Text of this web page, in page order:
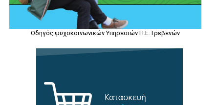
Οδηγός ψυχοκοινωνικών Υπηρεσιών Π.Ε. Γρεβενών